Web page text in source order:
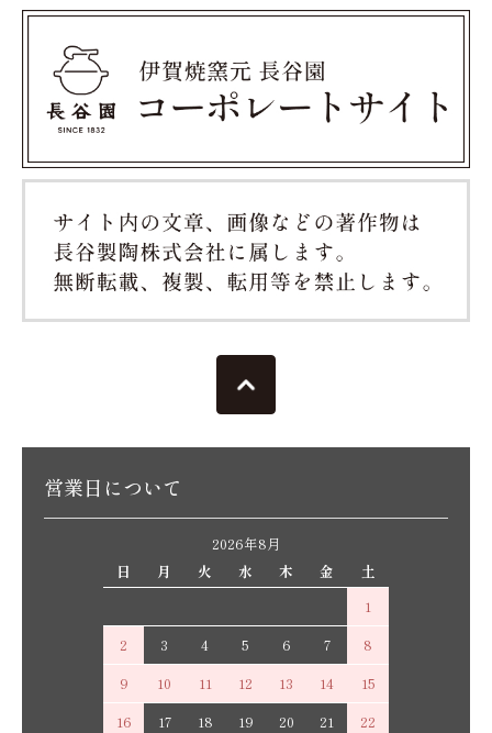
営業日について
2026年8月
日
月 火 水 木 金
土
1
2
3 4 5 6 7
8
9
10 11 12 13 14
15
16
17 18 19 20 21
22